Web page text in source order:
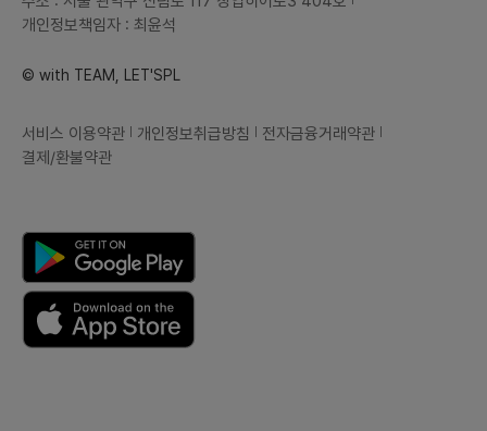
개인정보책임자 : 최윤석
© with TEAM, LET'SPL
서비스 이용약관 개인정보취급방침
전자금융거래약관
결제/환불약관